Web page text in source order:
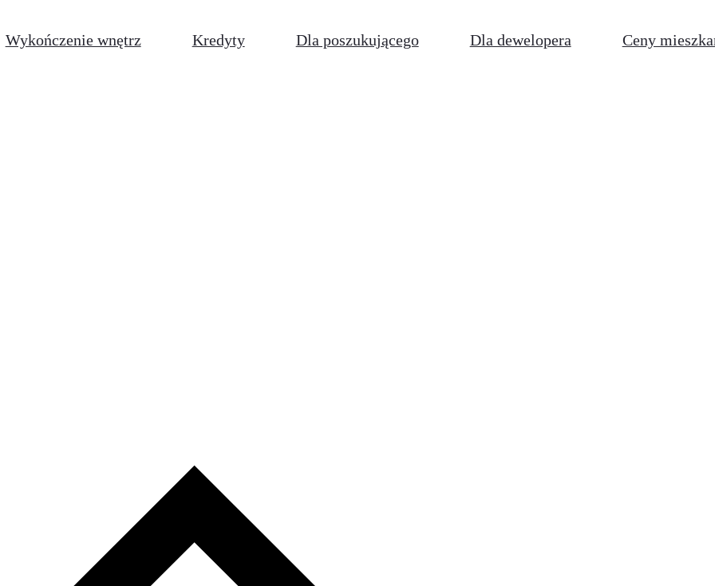
Wykończenie wnętrz Kredyty Dla poszukującego Dla dewelopera Ceny